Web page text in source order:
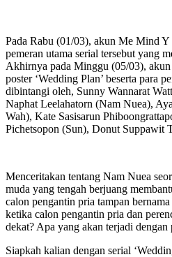
Pada Rabu (01/03), akun Me Mind
pemeran utama serial tersebut yang
Akhirnya pada Minggu (05/03),
poster ‘Wedding Plan’ beserta para
dibintangi oleh, Sunny Wannarat
Naphat Leelahatorn (Nam Nuea),
Wah), Kate Sasisarun
Pichetsopon (Sun), Donut Suppawit
Menceritakan tentang Nam Nuea
muda yang tengah berjuang
calon pengantin pria tampan
ketika calon pengantin pria dan
dekat? Apa yang akan terjadi dengan
Siapkah kalian dengan serial